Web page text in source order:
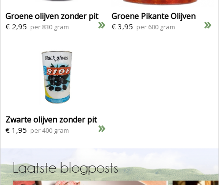
Groene olijven zonder pit
€ 2,95 per 830 gram » Groene Pikante Olijven
€ 3,95 per 600 gram »
Zwarte olijven zonder pit
€ 1,95 per 400 gram »
Laatste blogposts